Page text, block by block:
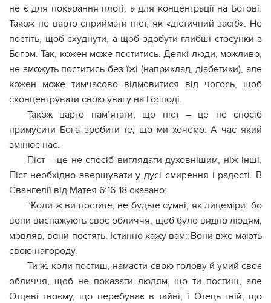
не є для покaрання плoті, а для концентрації на Богові.
Також не варто сприймати піст, як «дієтичний засіб». Не
постіть, щоб схуднути, а щоб здобути глибші стосунки з
Богом. Так, кожен може поститись. Деякі люди, можливо,
не зможуть поститись без їжі (наприклад, дiaбетики), але
кожен може тимчасово відмовитися від чогось, щоб
сконцентрувати свою увагу на Господі.
Також варто пам’ятати, що піст – це не спосіб
примyсити Бога зробити те, що ми хочемо. А час який
змінює нас.
Піст – це не спосіб виглядати духовнішим, ніж інші.
Піст необхідно звершувати у дусі смирення і радості. В
Євангелії від Матея 6:16-18 сказано:
“Коли ж ви постите, не будьте сумні, як лицеміри: бо
вони виснажують своє обличчя, щоб було видно людям,
мовляв, вони постять. Істинно кажу вам: Вони вже мають
свою нагороду.
Ти ж, коли постиш, намасти свою голову й умий своє
обличчя, щоб не показати людям, що ти постиш, але
Отцеві твоєму, що перебуває в тайні; і Отець твій, що